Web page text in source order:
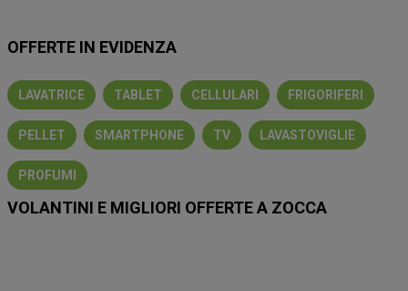
OFFERTE IN EVIDENZA
LAVATRICE TABLET CELLULARI FRIGORIFERI
PELLET SMARTPHONE TV LAVASTOVIGLIE
PROFUMI
VOLANTINI E MIGLIORI OFFERTE A ZOCCA